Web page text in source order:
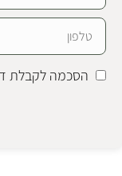
הסכמה לקבלת